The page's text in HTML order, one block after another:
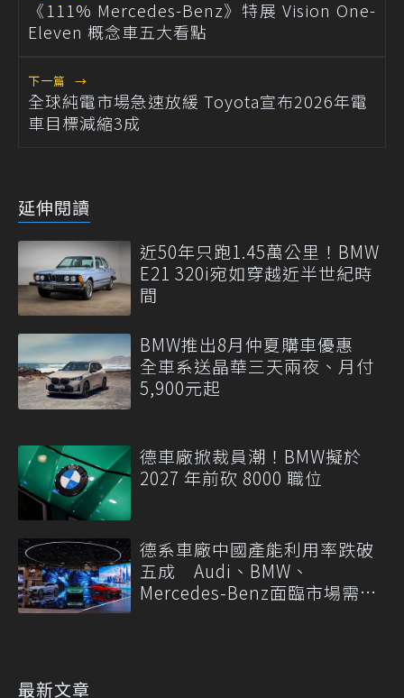
《111% Mercedes-Benz》特展 Vision One-
Eleven 概念車五大看點
下一篇 →
全球純電市場急速放緩 Toyota宣布2026年電
車目標減縮3成
延伸閱讀
近50年只跑1.45萬公里！BMW
E21 320i宛如穿越近半世紀時
間
BMW推出8月仲夏購車優惠
全車系送晶華三天兩夜、月付
5,900元起
德車廠掀裁員潮！BMW擬於
2027 年前砍 8000 職位
德系車廠中國產能利用率跌破
五成 Audi、BMW、
Mercedes-Benz面臨市場需求
最新文章